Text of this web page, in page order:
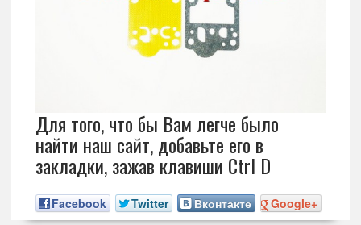
Для того, что бы Вам легче было
найти наш сайт, добавьте его в
закладки, зажав клавиши Ctrl D
Facebook Twitter Вконтакте Google+